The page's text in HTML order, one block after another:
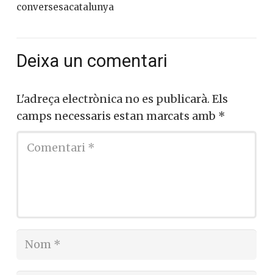
conversesacatalunya
Deixa un comentari
L'adreça electrònica no es publicarà. Els
camps necessaris estan marcats amb *